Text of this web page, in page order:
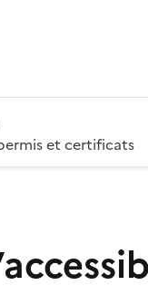
et certificats